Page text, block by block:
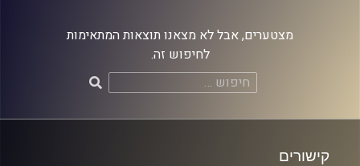
מצטערים, אבל לא מצאנו תוצאות המתאימות
לחיפוש זה.
חיפוש:
קישורים